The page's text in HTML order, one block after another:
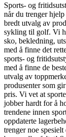
Sports- og
når du trenger
bredt utvalg av
sykling til golf. Vi
sko, bekledning,
med å finne det
sports- og
med å finne de
utvalg av
produsenter som
pris. Vi vet at
jobber hardt for å
trendene innen
oppdaterte
trenger noe